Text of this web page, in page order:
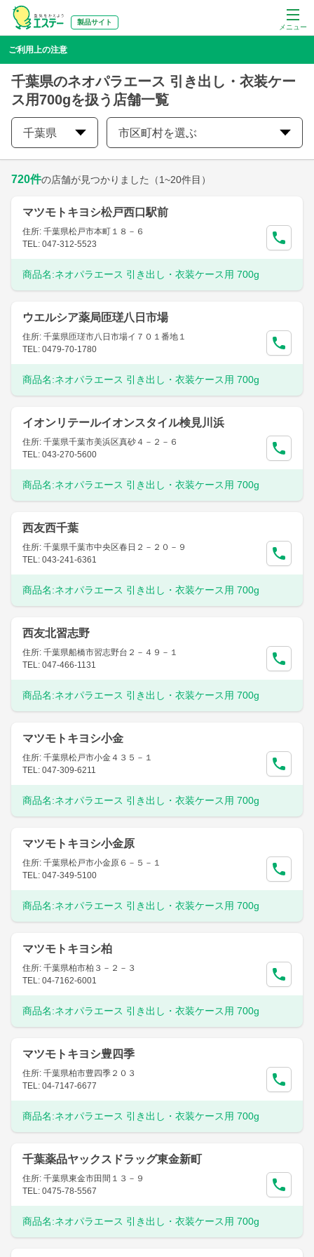
メニュー
製品サイト
ご利用上の注意
千葉県のネオパラエース 引き出し・衣装ケー
ス用700gを扱う店舗一覧
千葉県 市区町村を選ぶ
720件の店舗が見つかりました （1~20件目）
マツモトキヨシ松戸西口駅前
住所: 千葉県松戸市本町１８－６
TEL: 047-312-5523
商品名:ネオパラエース 引き出し・衣装ケース用 700g
ウエルシア薬局匝瑳八日市場
住所: 千葉県匝瑳市八日市場イ７０１番地１
TEL: 0479-70-1780
商品名:ネオパラエース 引き出し・衣装ケース用 700g
イオンリテールイオンスタイル検見川浜
住所: 千葉県千葉市美浜区真砂４－２－６
TEL: 043-270-5600
商品名:ネオパラエース 引き出し・衣装ケース用 700g
西友西千葉
住所: 千葉県千葉市中央区春日２－２０－９
TEL: 043-241-6361
商品名:ネオパラエース 引き出し・衣装ケース用 700g
西友北習志野
住所: 千葉県船橋市習志野台２－４９－１
TEL: 047-466-1131
商品名:ネオパラエース 引き出し・衣装ケース用 700g
マツモトキヨシ小金
住所: 千葉県松戸市小金４３５－１
TEL: 047-309-6211
商品名:ネオパラエース 引き出し・衣装ケース用 700g
マツモトキヨシ小金原
住所: 千葉県松戸市小金原６－５－１
TEL: 047-349-5100
商品名:ネオパラエース 引き出し・衣装ケース用 700g
マツモトキヨシ柏
住所: 千葉県柏市柏３－２－３
TEL: 04-7162-6001
商品名:ネオパラエース 引き出し・衣装ケース用 700g
マツモトキヨシ豊四季
住所: 千葉県柏市豊四季２０３
TEL: 04-7147-6677
商品名:ネオパラエース 引き出し・衣装ケース用 700g
千葉薬品ヤックスドラッグ東金新町
住所: 千葉県東金市田間１３－９
TEL: 0475-78-5567
商品名:ネオパラエース 引き出し・衣装ケース用 700g